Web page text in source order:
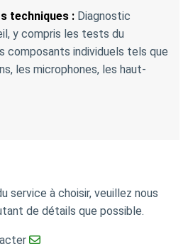
techniques : Diagnostic
y compris les tests du
composants individuels tels que
les microphones, les haut-
service à choisir, veuillez nous
de détails que possible.